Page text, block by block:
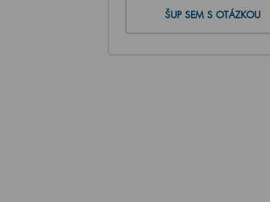
ŠUP SEM S OTÁZKOU